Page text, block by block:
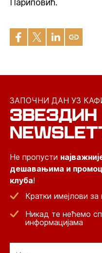
Париповић.
ЗАПОЧНИ ДАН УЗ
ЗВЕЗДИН
Не пропусти
дешавањима и
клуба!
Кратки имејлови
Никад те нећемо
информацијама